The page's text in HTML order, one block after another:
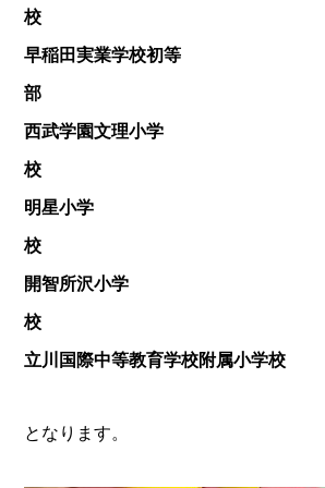
早稲田実業学校初等
西武学園文理小学
明星小学
開智所沢小学
立川国際中等教育学校附属小学校
となります。